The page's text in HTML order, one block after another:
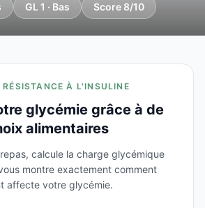
GL 1 · Bas Score 8/10
RÉSISTANCE À L'INSULINE
glycémie grâce à de
alimentaires
calcule la charge glycémique
montre exactement comment
affecte votre glycémie.